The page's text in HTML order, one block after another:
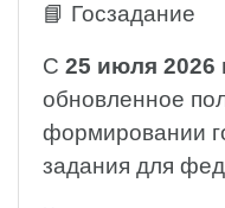
📘 Госзадание
С 25 июля 2026
обновленное
формировании
задания для